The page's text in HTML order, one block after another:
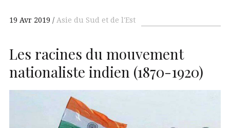
19 Avr 2019 Asie du Sud et de l'Est
Les racines du mouvement
nationaliste indien (1870-1920)